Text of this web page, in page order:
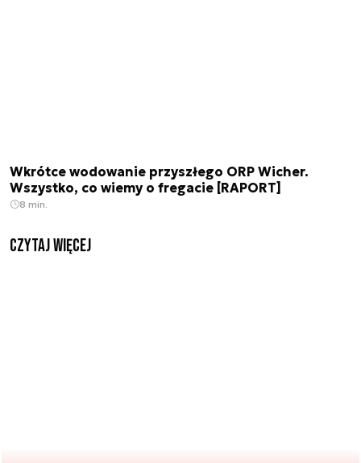
Wkrótce wodowanie przyszłego ORP Wicher.
Wszystko, co wiemy o fregacie [RAPORT]
8 min.
czytaj więcej